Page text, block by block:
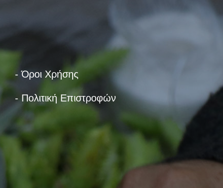
- Όροι Χρήσης
- Πολιτική Επιστροφών